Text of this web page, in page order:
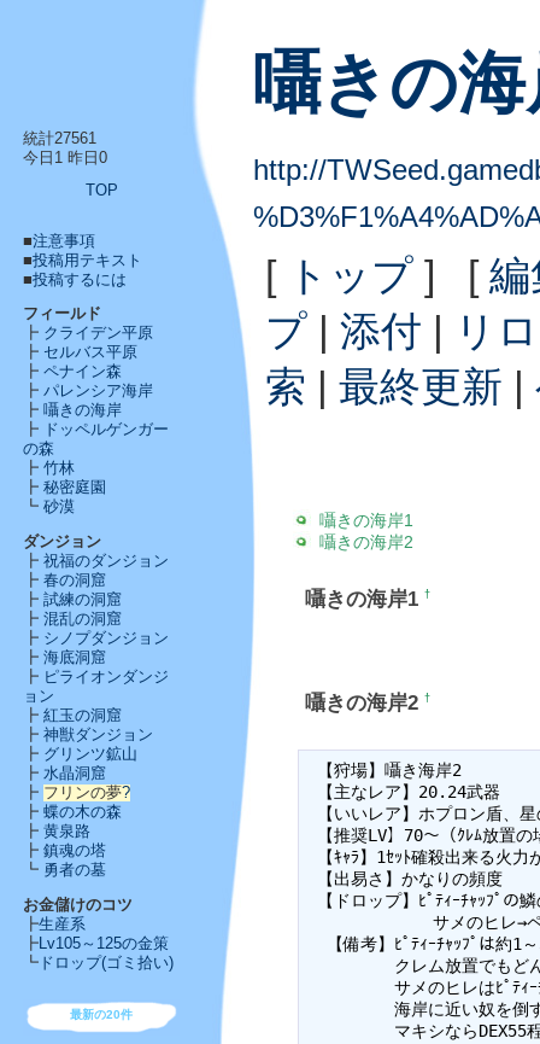
囁きの
http://
[ トップ ] [ 編
プ | 添付 | リ
索 | 最終更新 |
統計27561
今日1 昨日0
TOP
■注意事項
■投稿用テキスト
■投稿するには
フィールド
┣ クライデン平原
┣ セルバス平原
┣ ペナイン森
┣ パレンシア海岸
┣ 囁きの海岸
┣
ドッペルゲンガー
の森
┣ 竹林
┣ 秘密庭園
┗ 砂漠
ダンジョン
┣ 祝福のダンジョン
┣ 春の洞窟
┣ 試練の洞窟
┣ 混乱の洞窟
┣ シノプダンジョン
┣ 海底洞窟
┣ ピライオンダンジ
ョン
┣ 紅玉の洞窟
┣ 神獣ダンジョン
┣ グリンツ鉱山
┣ 水晶洞窟
┣ フリンの夢?
┣ 蝶の木の森
┣ 黄泉路
┣ 鎮魂の塔
┗ 勇者の墓
お金儲けのコツ
┣生産系
┣ Lv105～125の金策
┗ ドロップ(ゴミ拾い)
最新の20件
囁きの海岸1
囁きの海岸2
囁きの海岸1 †
囁きの海岸2 †
【狩場】囁き海岸2
【主なレア】20.24武器
【いいレア】ホプロン盾、
【推奨LV】70～（ｸﾚﾑ放置
【ｷｬﾗ】1ｾｯﾄ確殺出来る火
【出易さ】かなりの頻度
【ドロップ】ﾋﾟﾃｨｰﾁｬｯﾌﾟの
サメのヒレ→
【備考】ﾋﾟﾃｨｰﾁｬｯﾌﾟは約1
クレム放置でもど
サメのヒレはﾋﾟﾃｨ
海岸に近い奴を倒
マキシならDEX55